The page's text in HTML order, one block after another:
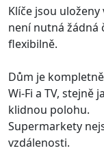
Klíče jsou
není nutná žádná
flexibilně.
Dům je
Wi-Fi a TV, stejně
klidnou polohu.
Supermarkety
vzdálenosti.